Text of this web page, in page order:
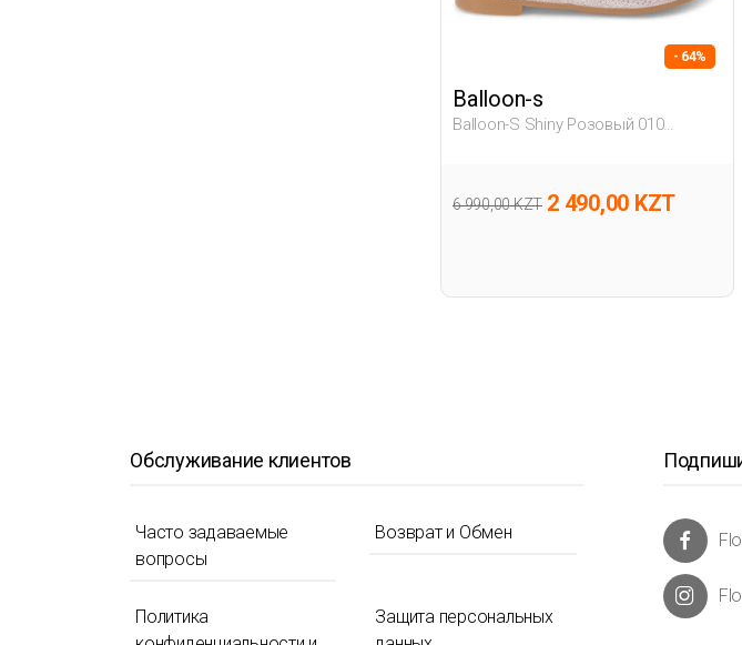
- 64%
Balloon-s
Balloon-S Shiny Розовый 010
6 990,00 KZT 2 490,00 KZT
Обслуживание клиентов
Часто задаваемые
вопросы
Возврат и Обмен
Политика
Защита персональных